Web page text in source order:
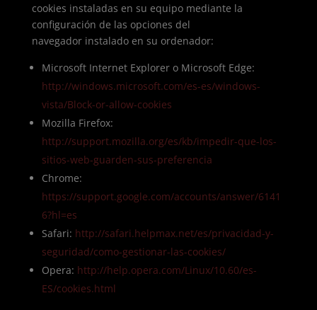
cookies instaladas en su equipo mediante la
configuración de las opciones del
navegador instalado en su ordenador:
Microsoft Internet Explorer o Microsoft Edge:
http://windows.microsoft.com/es-es/windows-
vista/Block-or-allow-cookies
Mozilla Firefox:
http://support.mozilla.org/es/kb/impedir-que-los-
sitios-web-guarden-sus-preferencia
Chrome:
https://support.google.com/accounts/answer/6141
6?hl=es
Safari: http://safari.helpmax.net/es/privacidad-y-
seguridad/como-gestionar-las-cookies/
Opera: http://help.opera.com/Linux/10.60/es-
ES/cookies.html